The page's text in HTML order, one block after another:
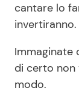
cantare lo
invertiranno.
Immaginate
di certo non
modo.